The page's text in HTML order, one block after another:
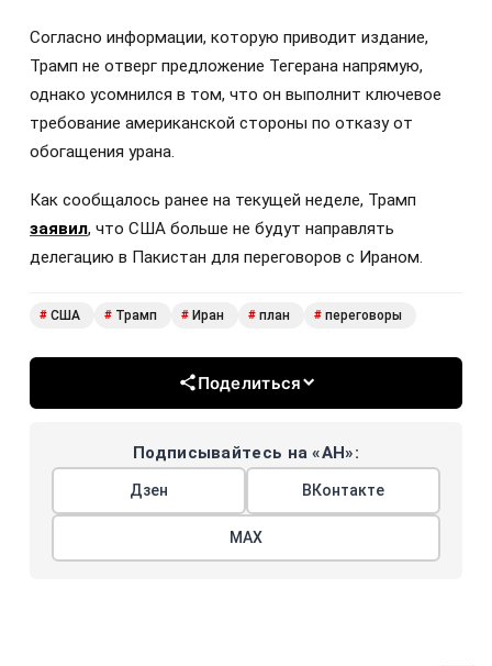
Согласно информации, которую приводит издание,
Трамп не отверг предложение Тегерана напрямую,
однако усомнился в том, что он выполнит ключевое
требование американской стороны по отказу от
обогащения урана.
Как сообщалось ранее на текущей неделе, Трамп
заявил, что США больше не будут направлять
делегацию в Пакистан для переговоров с Ираном.
# США # Трамп # Иран # план # переговоры
Поделиться
Подписывайтесь на «АН»:
Дзен ВКонтакте
МАХ